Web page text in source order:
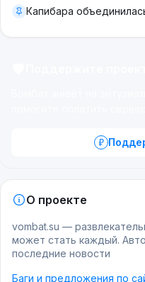
Капибара
О проекте
vombat.su —
может стать каждый.
последние новости
Баги и предложения по